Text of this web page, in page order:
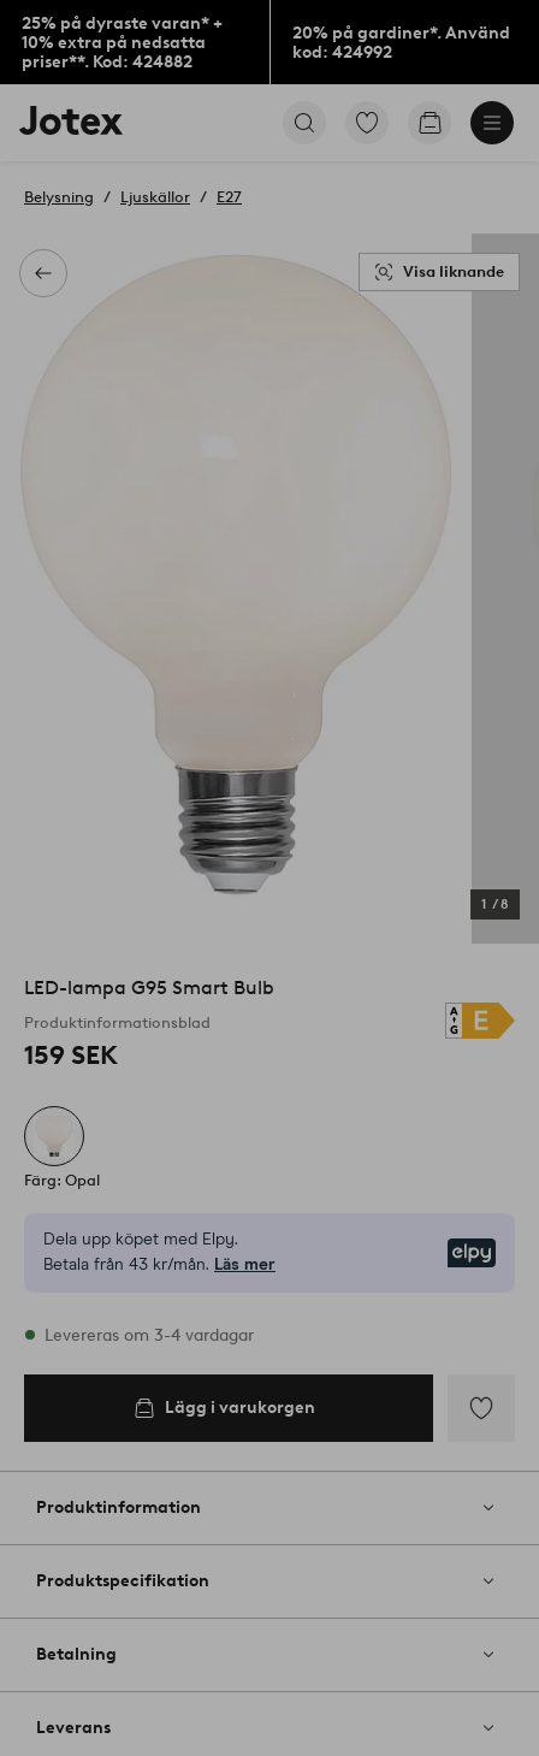
25% på dyraste varan* +
10% extra på nedsatta
priser**. Kod: 424882
20% på gardiner*. Använd
kod: 424992
Jotex
logotyp
till
Gå
Gå
Tillbaka
Belysning Ljuskällor E27
1 /8
Visa liknande
LED-lampa G95 Smart Bulb
Produktinformationsblad
159 SEK
Färg: Opal
Dela upp köpet med Elpy.
Betala från 43 kr/mån. Läs mer
I lager
Levereras om 3-4 vardagar
Lägg i varukorgen
till
favoriter
Produktinformation
Produktspecifikation
Betalning
Leverans